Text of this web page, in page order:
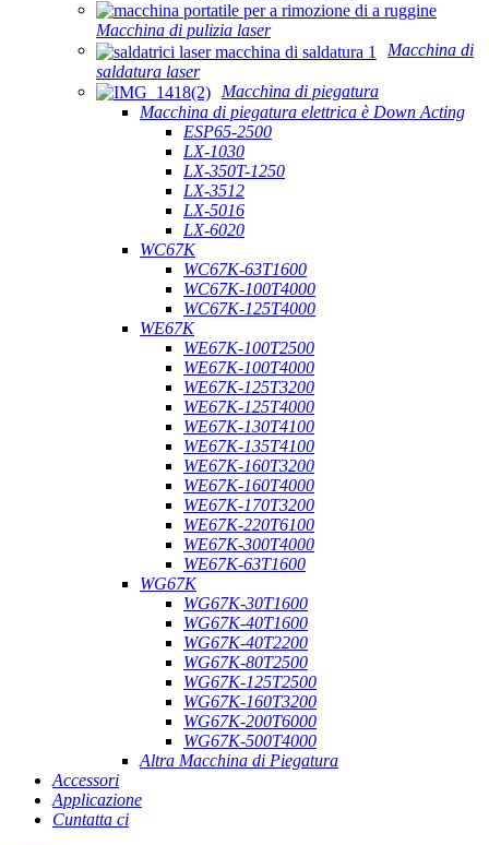
Macchina di pulizia laser
Macchina di
saldatura laser
Macchina di piegatura
Macchina di piegatura elettrica è Down Acting
ESP65-2500
LX-1030
LX-350T-1250
LX-3512
LX-5016
LX-6020
WC67K
WC67K-63T1600
WC67K-100T4000
WC67K-125T4000
WE67K
WE67K-100T2500
WE67K-100T4000
WE67K-125T3200
WE67K-125T4000
WE67K-130T4100
WE67K-135T4100
WE67K-160T3200
WE67K-160T4000
WE67K-170T3200
WE67K-220T6100
WE67K-300T4000
WE67K-63T1600
WG67K
WG67K-30T1600
WG67K-40T1600
WG67K-40T2200
WG67K-80T2500
WG67K-125T2500
WG67K-160T3200
WG67K-200T6000
WG67K-500T4000
Altra Macchina di Piegatura
Accessori
Applicazione
Cuntatta ci